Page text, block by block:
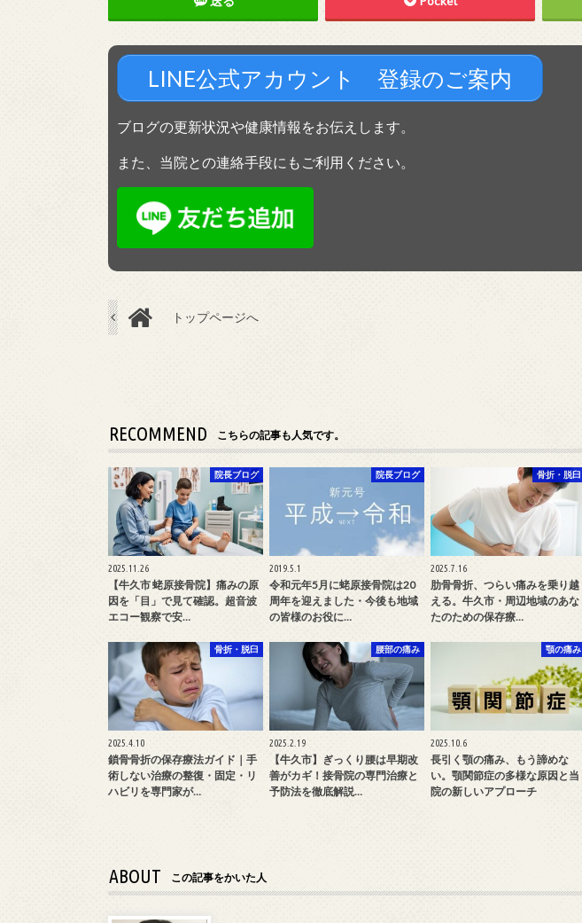
LINE公式アカウント 登録のご案内
ブログの更新状況や健康情報をお伝えします。
また、当院との連絡手段にもご利用ください。
トップページへ
RECOMMEND こちらの記事も人気です。
院長ブログ
2025.11.26
【牛久市 蛯原接骨院】痛みの原
因を「目」で見て確認。超音波
エコー観察で安…
院長ブログ
2019.5.1
令和元年5月に蛯原接骨院は20
周年を迎えました・今後も地域
の皆様のお役に…
骨折・脱臼
2025.7.16
肋骨骨折、つらい痛みを乗り越
える。牛久市・周辺地域のあな
たのための保存療…
骨折・脱臼
2025.4.10
鎖骨骨折の保存療法ガイド｜手
術しない治療の整復・固定・リ
ハビリを専門家が…
腰部の痛み
2025.2.19
【牛久市】ぎっくり腰は早期改
善がカギ！接骨院の専門治療と
予防法を徹底解説…
顎の痛み
2025.10.6
長引く顎の痛み、もう諦めな
い。顎関節症の多様な原因と当
院の新しいアプローチ
ABOUT この記事をかいた人